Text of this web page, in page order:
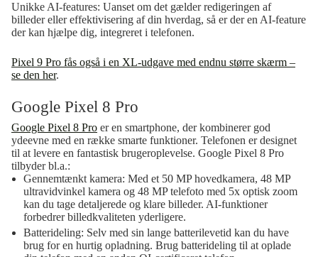
Unikke AI-features: Uanset om det gælder redigeringen af
billeder eller effektivisering af din hverdag, så er der en AI-feature
der kan hjælpe dig, integreret i telefonen.
Pixel 9 Pro fås også i en XL-udgave med endnu større skærm –
se den her.
Google Pixel 8 Pro
Google Pixel 8 Pro er en smartphone, der kombinerer god
ydeevne med en række smarte funktioner. Telefonen er designet
til at levere en fantastisk brugeroplevelse. Google Pixel 8 Pro
tilbyder bl.a.:
Gennemtænkt kamera: Med et 50 MP hovedkamera, 48 MP
ultravidvinkel kamera og 48 MP telefoto med 5x optisk zoom
kan du tage detaljerede og klare billeder. AI-funktioner
forbedrer billedkvaliteten yderligere.
Batterideling: Selv med sin lange batterilevetid kan du have
brug for en hurtig opladning. Brug batterideling til at oplade